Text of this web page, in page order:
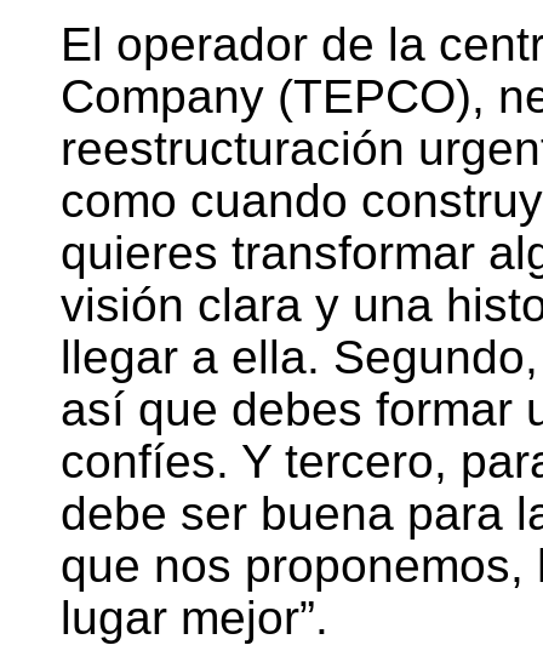
El operador de la
Company (TEPCO),
reestructuración
como cuando
quieres transformar
visión clara y una
llegar a ella.
así que debes formar
confíes. Y tercero,
debe ser buena para
que nos
lugar mejor”.